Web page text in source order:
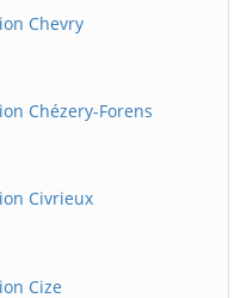
Chevry
Chézery-Forens
Civrieux
Cize